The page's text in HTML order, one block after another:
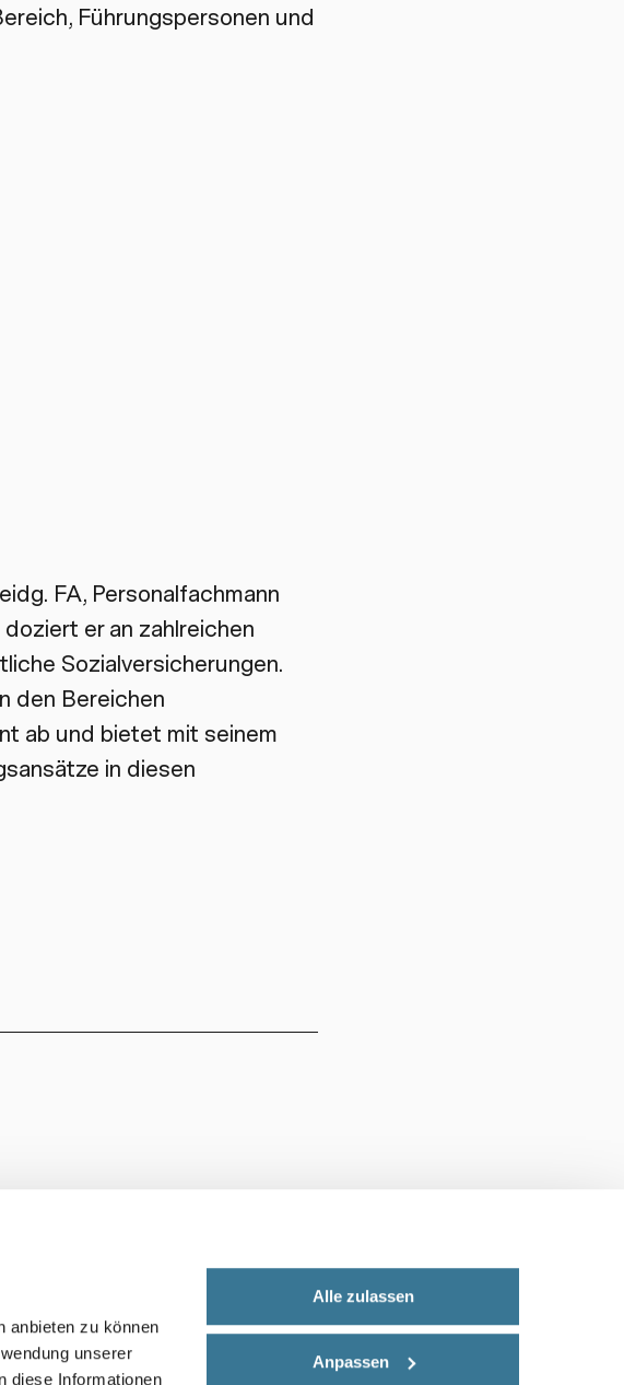
anbieten zu können
unserer
diese Informationen
Alle zulassen
Anpassen
Führungspersonen und
FA, Personalfachmann
er an zahlreichen
Sozialversicherungen.
den Bereichen
ab und bietet mit seinem
in diesen